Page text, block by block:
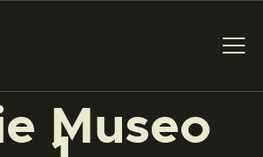
Museo
LA VISITA